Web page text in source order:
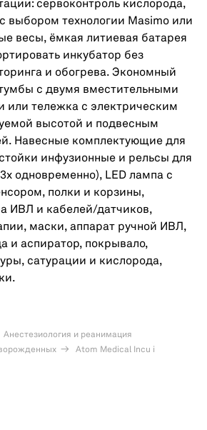
сервоконтроль кислорода,
выбором технологии Masimo или
весы, ёмкая литиевая батарея
инкубатор без
и обогрева. Экономный
с двумя вместительными
тележка с электрическим
высотой и подвесным
Навесные комплектующие для
инфузионные и рельсы для
одновременно), LED лампа с
полки и корзины,
ИВЛ и кабелей/датчиков,
маски, аппарат ручной ИВЛ,
и аспиратор, покрывало,
сатурации и кислорода,
Анестезиология и реанимация
Atom Medical Incu i